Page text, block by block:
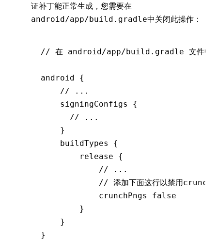
证补丁能正常生成，您需要在
android/app/build.gradle中关闭此操作：
// 在 android/app/build.gradle 文件中
android {
    // ...
    signingConfigs {
      // ...
    }
    buildTypes {
        release {
            // ...
            // 添加下面这行以禁用crunch
            crunchPngs
false
        }
    }
}